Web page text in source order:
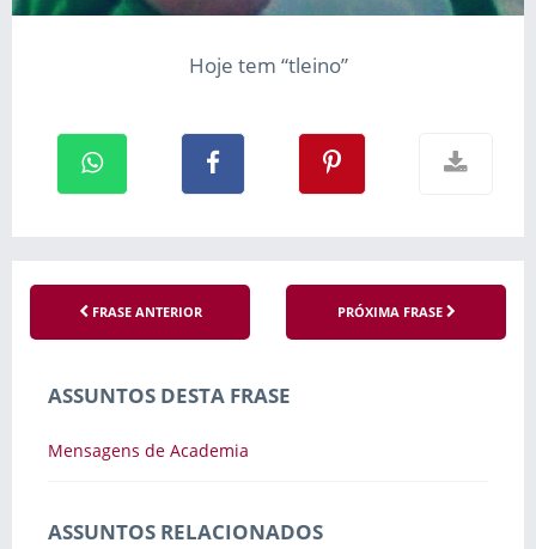
Hoje tem “tleino”
FRASE ANTERIOR PRÓXIMA FRASE
ASSUNTOS DESTA FRASE
Mensagens de Academia
ASSUNTOS RELACIONADOS